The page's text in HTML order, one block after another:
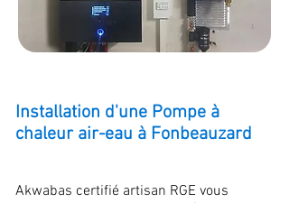
Installation d'une Pompe à
chaleur air-eau à Fonbeauzard
Akwabas certifié artisan RGE vous